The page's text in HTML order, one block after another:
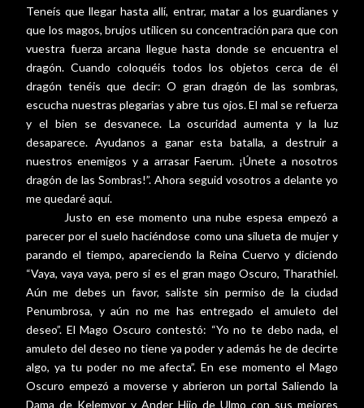
Teneís que llegar hasta allí, entrar, matar a los guardianes y
que los magos, brujos utilicen su concentración para que con
vuestra fuerza arcana llegue hasta donde se encuentra el
dragón. Cuando coloquéis todos los objetos cerca de él
dragón tenéis que decir: O gran dragón de las sombras,
escucha nuestras plegarias y abre tus ojos. El mal se refuerza
y el bien se desvanece. La oscuridad aumenta y la luz
desaparece. Ayudanos a ganar esta batalla, a destruir a
nuestros enemigos y a arrasar Faerum. ¡Únete a nosotros
dragón de las Sombras!”. Ahora seguid vosotros a delante yo
me quedaré aquí.
Justo en ese momento una nube espesa empezó a
parecer por el suelo haciéndose como una silueta de mujer y
parando el tiempo, apareciendo la Reina Cuervo y diciendo
“Vaya, vaya vaya, pero si es el gran mago Oscuro, Tharathiel.
Aún me debes un favor, saliste sin permiso de la ciudad
Penumbrosa, y aún no me has entregado el amuleto del
deseo”. El Mago Oscuro contestó: “Yo no te debo nada, el
amuleto del deseo no tiene ya poder y además he de decirte
algo, ya tu poder no me afecta”. En ese momento el Mago
Oscuro empezó a moverse y abrieron un portal Saliendo la
Dama de Kelemvor y Ander Hijo de Ulmo con sus mejores